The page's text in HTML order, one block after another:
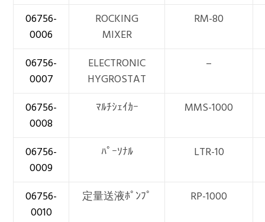
06756-
0006
ROCKING
MIXER
RM-80
06756-
0007
ELECTRONIC
HYGROSTAT
–
06756-
0008
ﾏﾙﾁｼｪｲｶｰ MMS-1000
06756-
0009
ﾊﾟｰｿﾅﾙ LTR-10
06756-
0010
定量送液ﾎﾟﾝﾌﾟ RP-1000